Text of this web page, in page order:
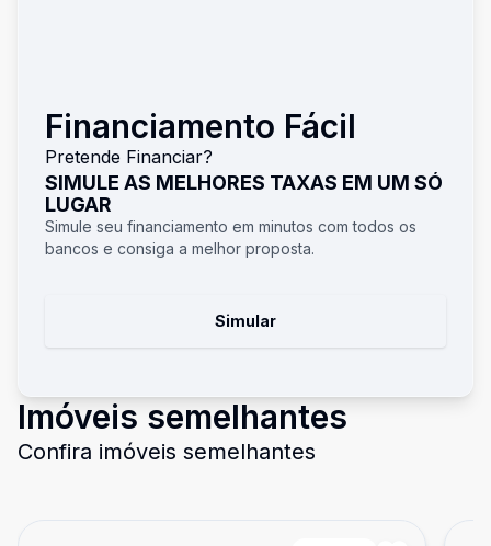
Financiamento Fácil
Pretende Financiar?
SIMULE AS MELHORES TAXAS EM UM SÓ
LUGAR
Simule seu financiamento em minutos com todos os
bancos e consiga a melhor proposta.
Simular
Imóveis semelhantes
Confira imóveis semelhantes